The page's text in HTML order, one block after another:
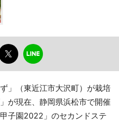
」（東近江市大沢町）が栽培
が現在、静岡県浜松市で開催
子園2022」のセカンドステ